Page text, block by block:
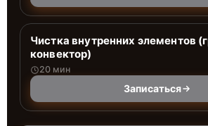
Чистка внутренних элементов
конвектор)
20 мин
Записаться